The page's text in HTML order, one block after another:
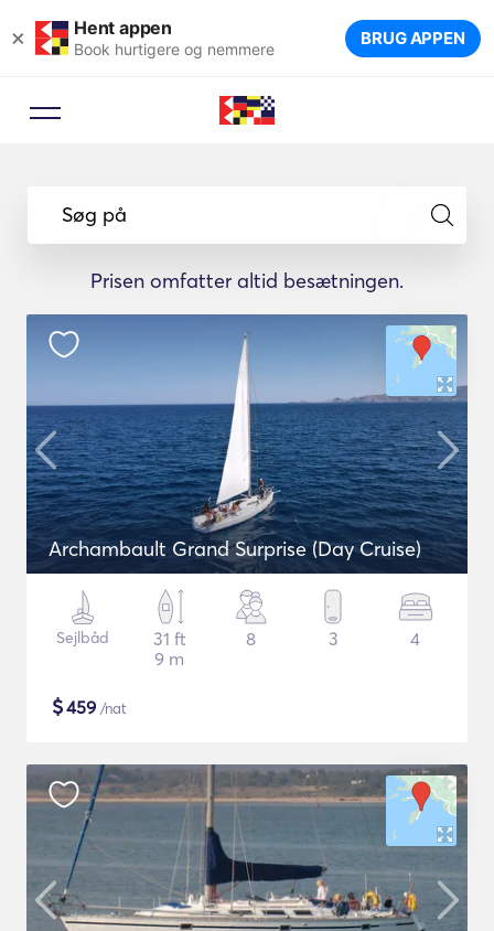
× Hent appen
Book hurtigere og nemmere BRUG APPEN
Søg på
Prisen omfatter altid besætningen.
Archambault Grand Surprise (Day Cruise)
Sejlbåd
31 ft
9 m
8 3 4
$459 /nat